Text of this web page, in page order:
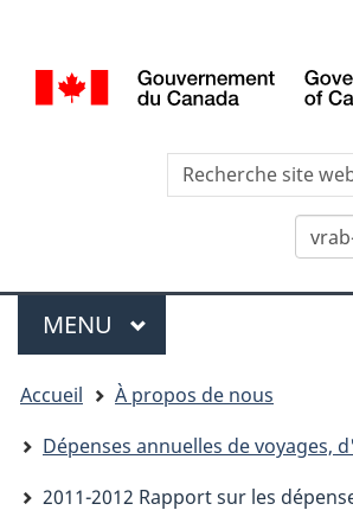
contenu
"About
this
la
version
your
Menu
MENU PRINCIPAL
are
here
Accueil
À propos de nous
Dépenses annuelles de voyages,
2011-2012 Rapport sur les dépenses annuelles de voyages,